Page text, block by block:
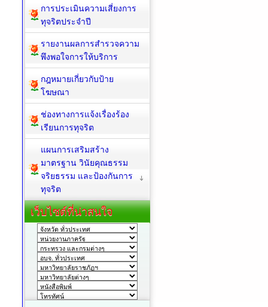
การประเมินความเสี่ยงการ
ทุจริตประจำปี
รายงานผลการสำรวจความ
พึงพอใจการให้บริการ
กฎหมายเกี่ยวกับป้าย
โฆษณา
ช่องทางการแจ้งเรื่องร้อง
เรียนการทุจริต
แผนการเสริมสร้าง
มาตรฐาน วินัยคุณธรรม
จริยธรรม และป้องกันการ
ทุจริต
เว็บไซต์ที่น่าสนใจ